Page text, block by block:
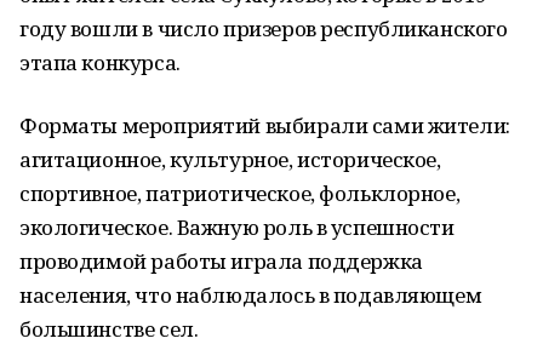
году вошли в число призеров республиканского
этапа конкурса.
Форматы мероприятий выбирали сами жители:
агитационное, культурное, историческое,
спортивное, патриотическое, фольклорное,
экологическое. Важную роль в успешности
проводимой работы играла поддержка
населения, что наблюдалось в подавляющем
большинстве сел.